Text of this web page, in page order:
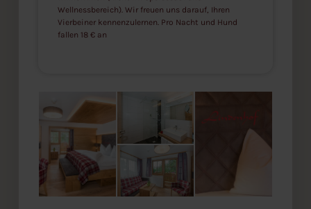
Wellnessbereich). Wir freuen uns darauf, Ihren
Vierbeiner kennenzulernen. Pro Nacht und Hund
fallen 18 € an